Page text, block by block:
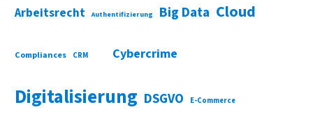
Arbeitsrecht Authentifizierung Big Data Cloud
Compliances CRM Cybercrime
Digitalisierung DSGVO E-Commerce